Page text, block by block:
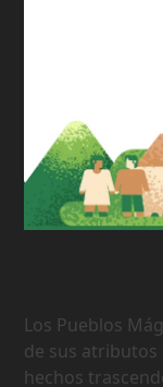
Los Pueblos
de sus atributos
hechos